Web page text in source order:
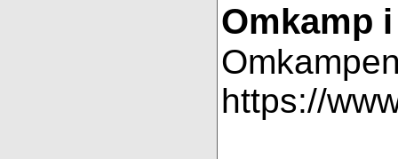
Omkamp
https://